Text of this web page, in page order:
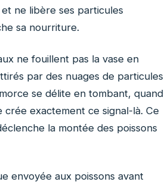
ne libère ses particules
sa nourriture.
ne fouillent pas la vase en
par des nuages de particules
se délite en tombant, quand
exactement ce signal-là. Ce
la montée des poissons
envoyée aux poissons avant